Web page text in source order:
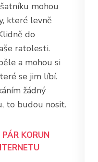
mohou
které levně
do
ratolesti.
a mohou si
se jim líbí.
žádný
to budou nosit.
KORUN